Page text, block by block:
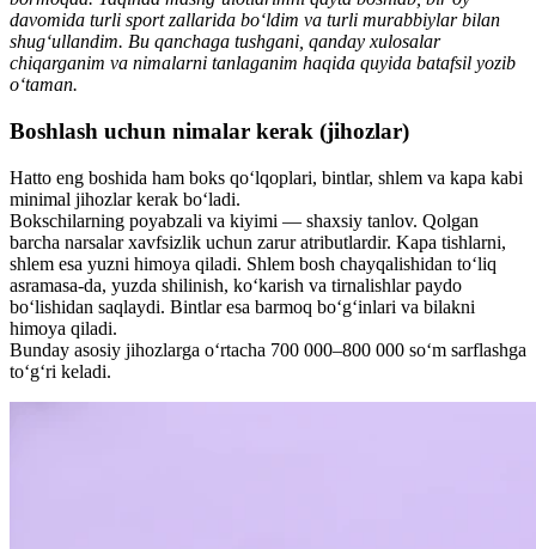
davomida turli sport zallarida bo‘ldim va turli murabbiylar bilan
shug‘ullandim. Bu qanchaga tushgani, qanday xulosalar
chiqarganim va nimalarni tanlaganim haqida quyida batafsil yozib
o‘taman.
Boshlash uchun nimalar kerak (jihozlar)
Hatto eng boshida ham boks qo‘lqoplari, bintlar, shlem va kapa kabi
minimal jihozlar kerak bo‘ladi.
Bokschilarning poyabzali va kiyimi — shaxsiy tanlov. Qolgan
barcha narsalar xavfsizlik uchun zarur atributlardir. Kapa tishlarni,
shlem esa yuzni himoya qiladi. Shlem bosh chayqalishidan to‘liq
asramasa-da, yuzda shilinish, ko‘karish va tirnalishlar paydo
bo‘lishidan saqlaydi. Bintlar esa barmoq bo‘g‘inlari va bilakni
himoya qiladi.
Bunday asosiy jihozlarga o‘rtacha 700 000–800 000 so‘m sarflashga
to‘g‘ri keladi.